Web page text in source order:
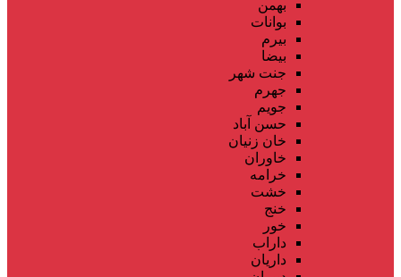
بهمن
بوانات
بیرم
بیضا
جنت شهر
جهرم
جویم
حسن آباد
خان زنیان
خاوران
خرامه
خشت
خنج
خور
داراب
داریان